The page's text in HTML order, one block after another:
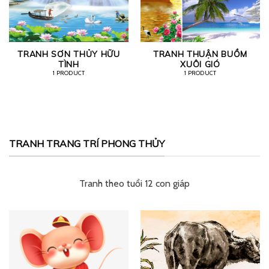
TRANH SƠN THỦY HỮU
TÌNH
1 PRODUCT
TRANH THUẬN BUỒM
XUÔI GIÓ
1 PRODUCT
TRANH TRANG TRÍ PHONG THỦY
Tranh theo tuổi 12 con giáp